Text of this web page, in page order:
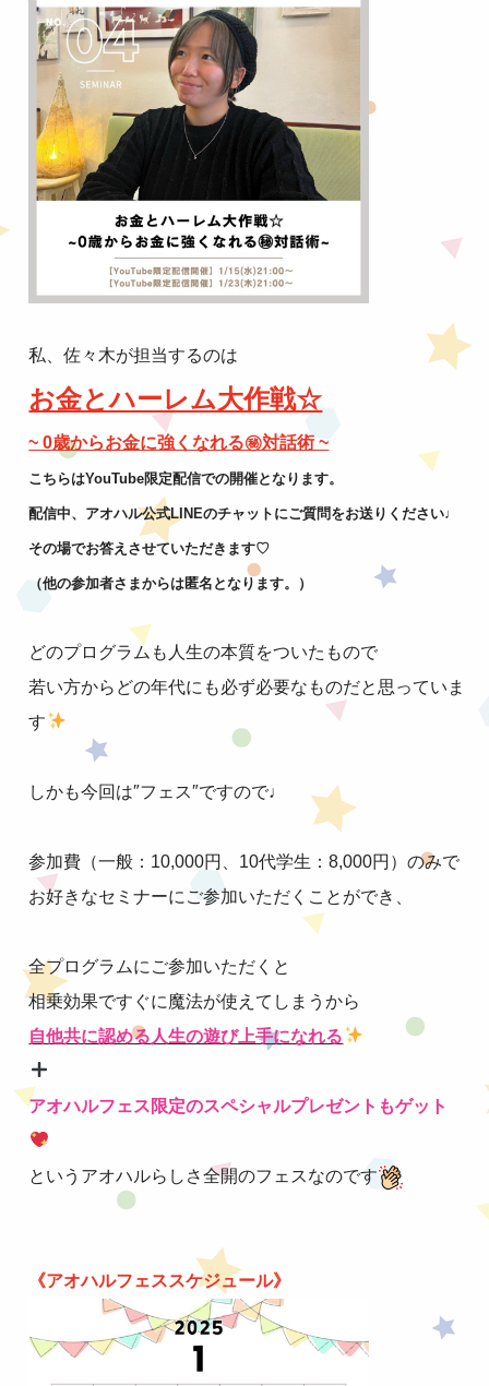
私、佐々木が担当するのは
お金とハーレム大作戦☆
~ 0歳からお金に強くなれる㊙︎対話術 ~
こちらはYouTube限定配信での開催となります。
配信中、アオハル公式LINEのチャットにご質問をお送りください♩
その場でお答えさせていただきます♡
（他の参加者さまからは匿名となります。）
どのプログラムも人生の本質をついたもので
若い方からどの年代にも必ず必要なものだと思っていま
す
しかも今回は″フェス″ですので♩
参加費（一般：10,000円、10代学生：8,000円）のみで
お好きなセミナーにご参加いただくことができ、
全プログラムにご参加いただくと
相乗効果ですぐに魔法が使えてしまうから
自他共に認める人生の遊び上手になれる
アオハルフェス限定のスペシャルプレゼントもゲット
というアオハルらしさ全開のフェスなのです
《アオハルフェススケジュール》